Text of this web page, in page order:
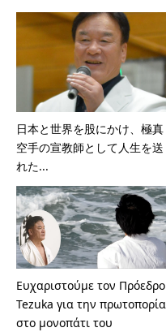
日本と世界を股にかけ、極真
空手の宣教師として人生を送
れた...
Ευχαριστούμε τον Πρόεδρο
Tezuka για την πρωτοπορία
στο μονοπάτι του